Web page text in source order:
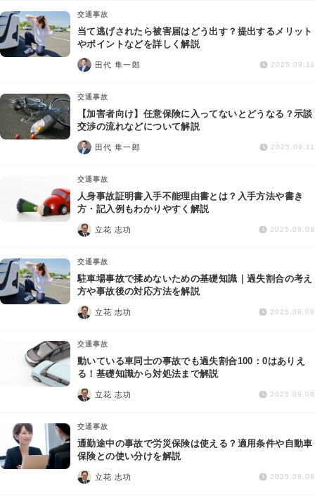
交通事故
当て逃げされたら被害届はどう出す？提出するメリット
やポイントなどを詳しく解説
田代 隼一郎 2025.09.11
交通事故
【加害者向け】任意保険に入ってないとどうなる？示談
交渉の流れなどについて解説
田代 隼一郎 2025.09.11
交通事故
人身事故証明書入手不能理由書とは？入手方法や書き
方・記入例もわかりやすく解説
立花 志功 2025.09.08
交通事故
駐車場事故で揉めないための基礎知識｜過失割合の考え
方や事故後の対応方法を解説
立花 志功 2025.09.08
交通事故
動いている車同士の事故でも過失割合100：0はありえ
る！基礎知識から対処法まで解説
立花 志功 2025.09.08
交通事故
通勤途中の事故で労災保険は使える？適用条件や自動車
保険との使い分けを解説
立花 志功 2025.09.08